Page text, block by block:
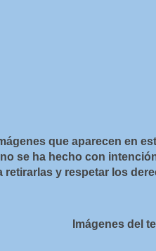
que aparecen en
se ha hecho con
retirarlas y respetar los
Imágenes del